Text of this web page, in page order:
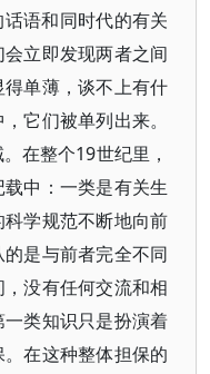
语和同时代的有关
立即发现两者之间
单薄，谈不上有什
它们被单列出来。
在整个19世纪里，
中：一类是有关生
学规范不断地向前
是与前者完全不同
没有任何交流和相
类知识只是扮演着
在这种整体担保的